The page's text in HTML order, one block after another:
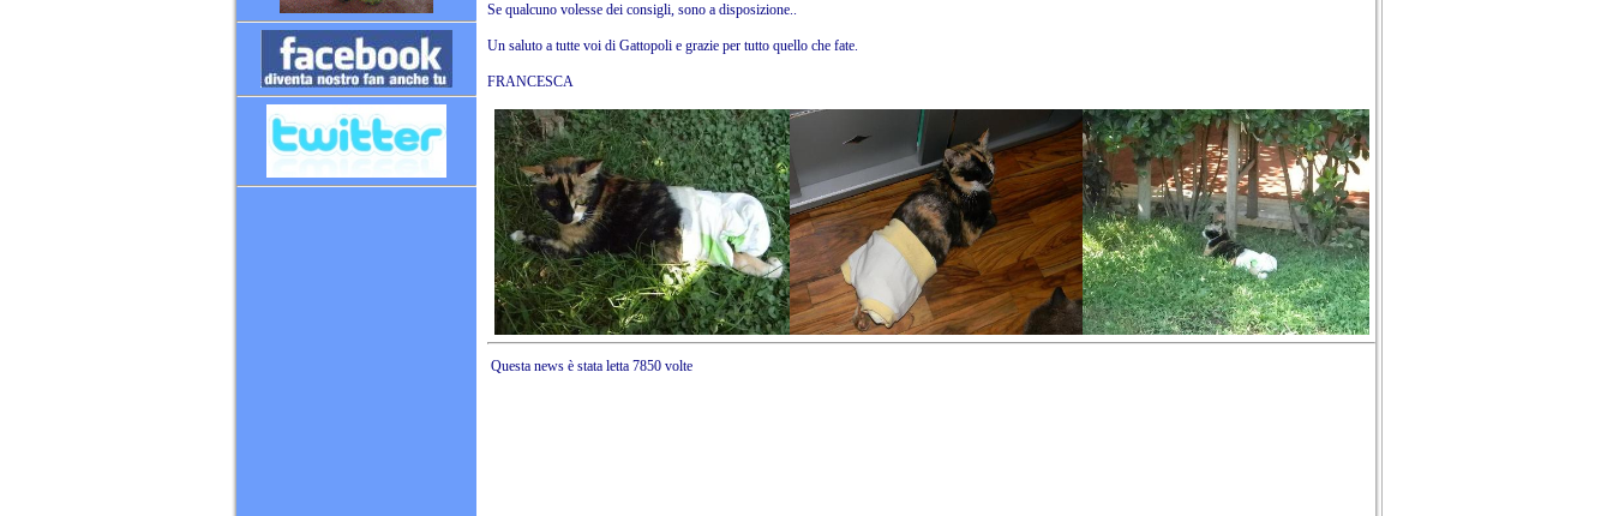
Se qualcuno volesse dei consigli, sono a disposizione..
Un saluto a tutte voi di Gattopoli e grazie per tutto quello che fate.
FRANCESCA
Questa news è stata letta 7850 volte